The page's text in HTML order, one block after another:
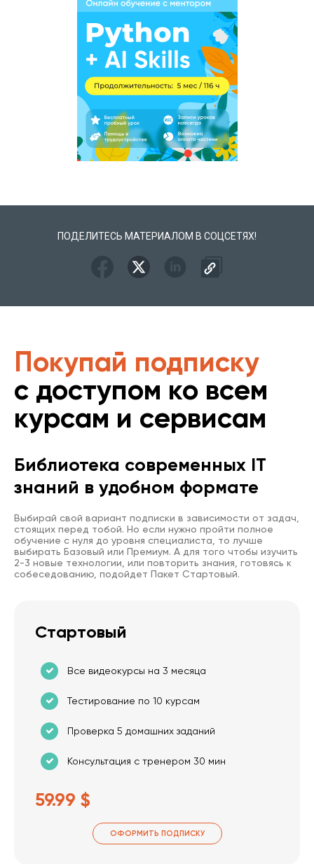
ПОДЕЛИТЕСЬ МАТЕРИАЛОМ В СОЦСЕТЯХ!
Покупай подписку
с доступом ко всем
курсам и сервисам
Библиотека современных IT
знаний в удобном формате
Выбирай свой вариант подписки в зависимости от задач,
стоящих перед тобой. Но если нужно пройти полное
обучение с нуля до уровня специалиста, то лучше
выбирать Базовый или Премиум. А для того чтобы изучить
2-3 новые технологии, или повторить знания, готовясь к
собеседованию, подойдет Пакет Стартовый.
Стартовый
Все видеокурсы на 3 месяца
Тестирование по 10 курсам
Проверка 5 домашних заданий
Консультация с тренером 30 мин
59.99 $
ОФОРМИТЬ ПОДПИСКУ